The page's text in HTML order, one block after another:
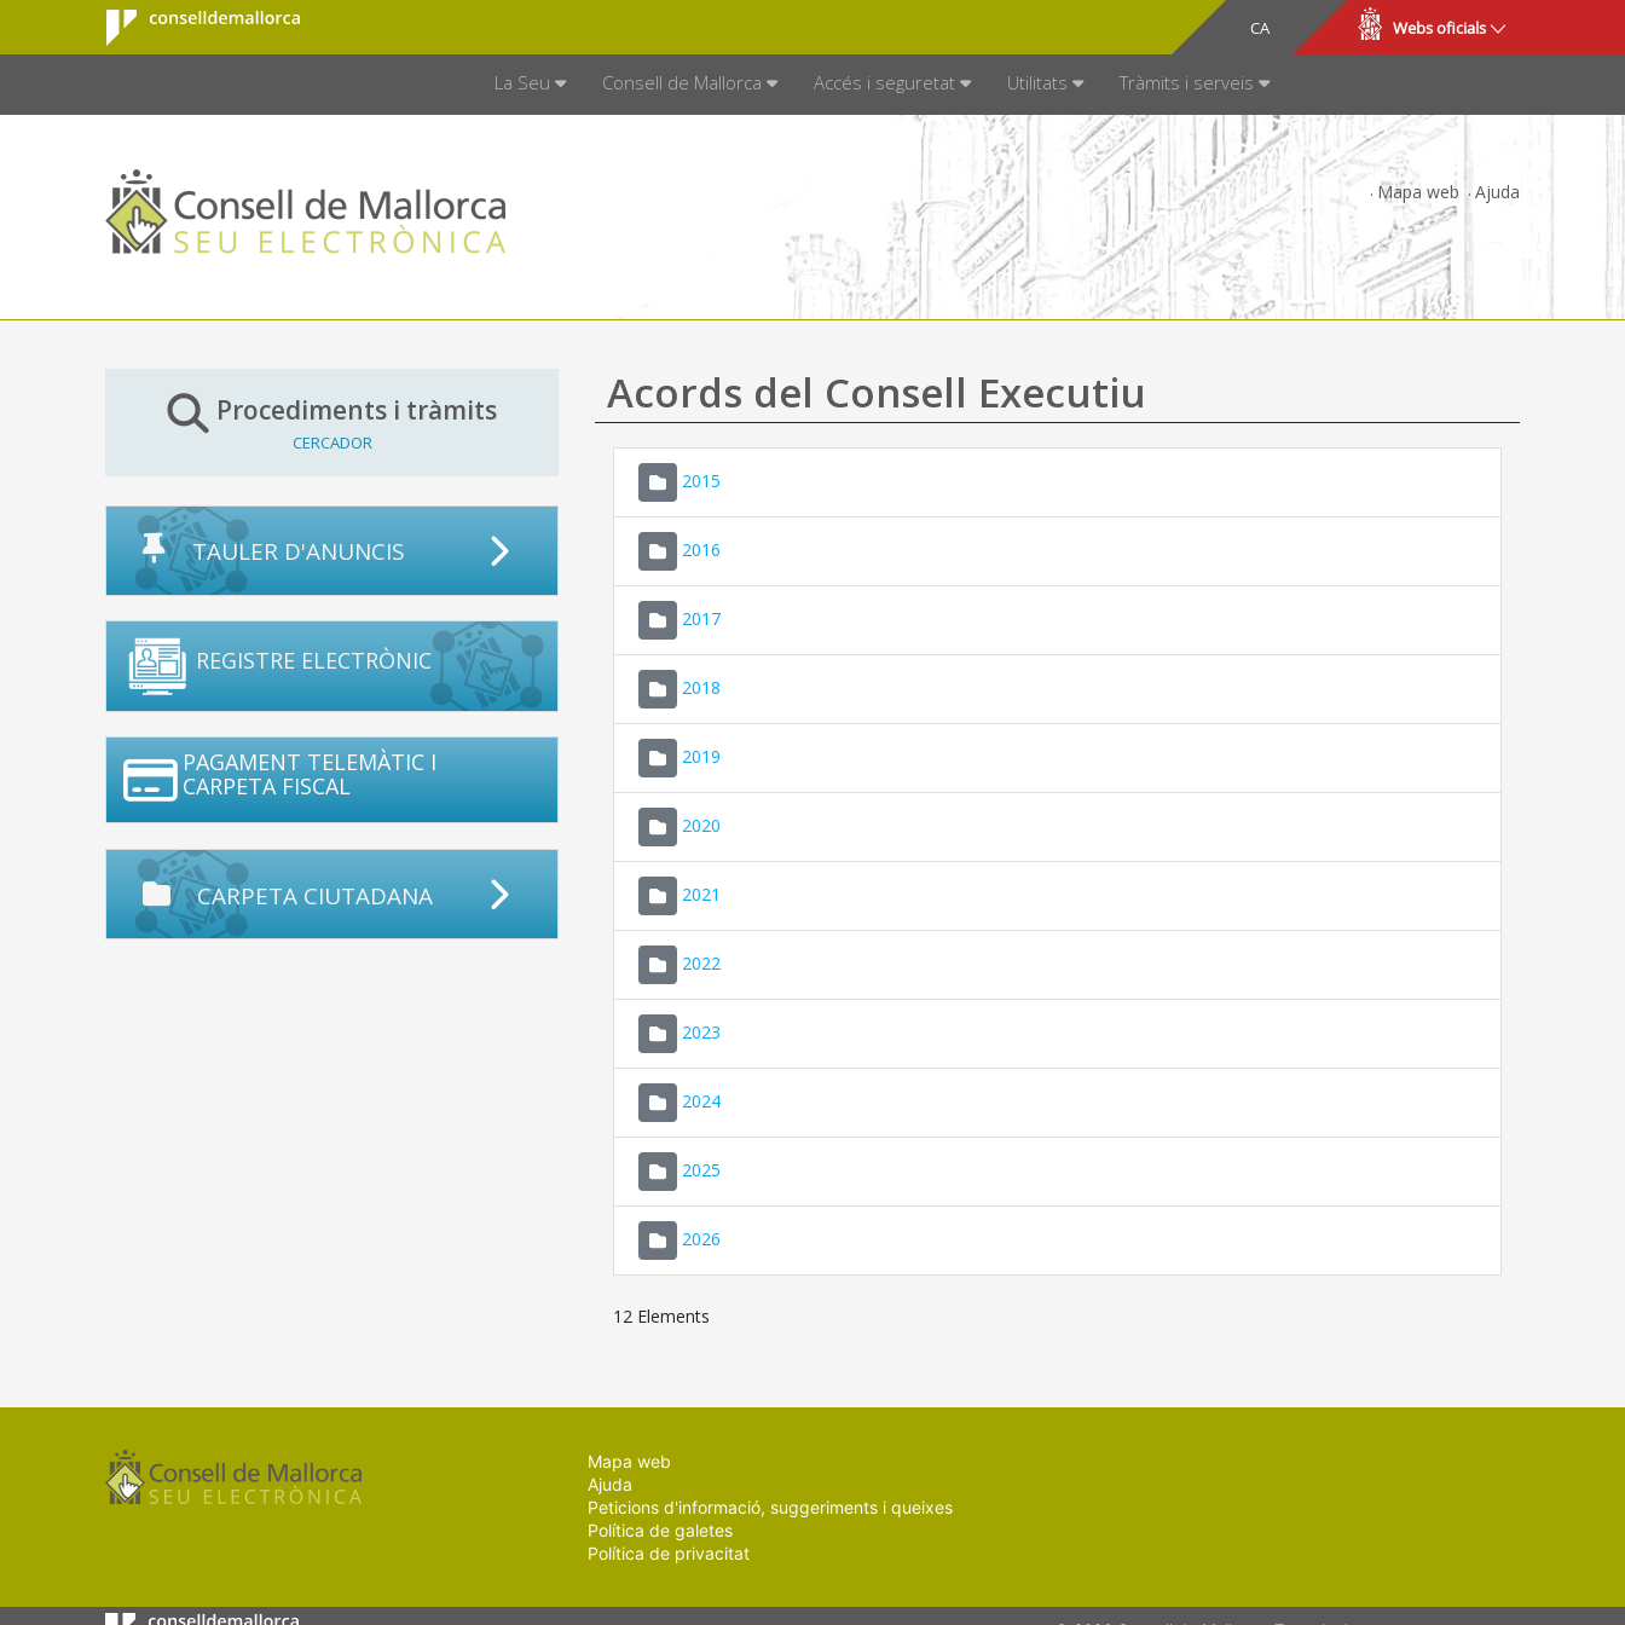
Salta al contingut principal
Consell de
Mallorca
CA
ES Webs oficials
La Seu Consell de Mallorca Accés i seguretat Utilitats Tràmits i serveis
Mapa web Ajuda
Procediments i tràmits
CERCADOR
TAULER D'ANUNCIS
REGISTRE ELECTRÒNIC
PAGAMENT TELEMÀTIC I
CARPETA FISCAL
CARPETA CIUTADANA
Acords del Consell Executiu
2015
2016
2017
2018
2019
2020
2021
2022
2023
2024
2025
2026
12 Elements
Mapa web
Ajuda
Peticions d'informació, suggeriments i queixes
Política de galetes
Política de privacitat